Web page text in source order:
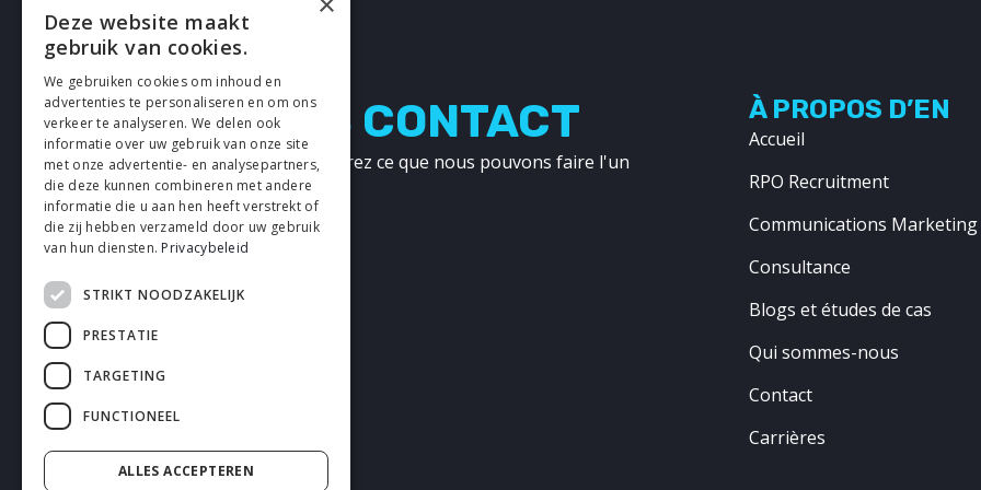
PRENONS CONTACT
Contactez-nous et découvrez ce que nous pouvons faire l'un
pour l'autre !
CONTACT
À PROPOS D’EN
Accueil
RPO Recruitment
Communications Marketing
Consultance
Blogs et études de cas
Qui sommes-nous
Contact
Carrières
Deze website maakt
gebruik van cookies.
We gebruiken cookies om inhoud en
advertenties te personaliseren en om ons
verkeer te analyseren. We delen ook
informatie over uw gebruik van onze site
met onze advertentie- en analysepartners,
die deze kunnen combineren met andere
informatie die u aan hen heeft verstrekt of
die zij hebben verzameld door uw gebruik
van hun diensten. Privacybeleid
STRIKT NOODZAKELIJK
PRESTATIE
TARGETING
FUNCTIONEEL
ALLES ACCEPTEREN